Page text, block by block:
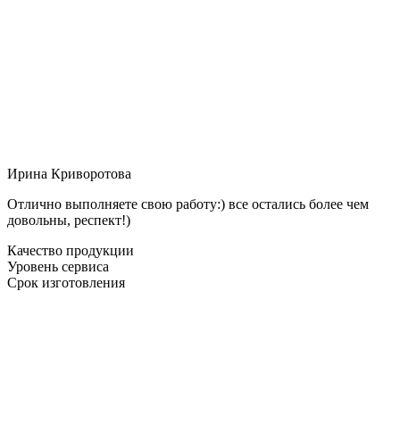
Ирина Криворотова
Отлично выполняете свою работу:) все остались более чем
довольны, респект!)
Качество продукции
Уровень сервиса
Срок изготовления